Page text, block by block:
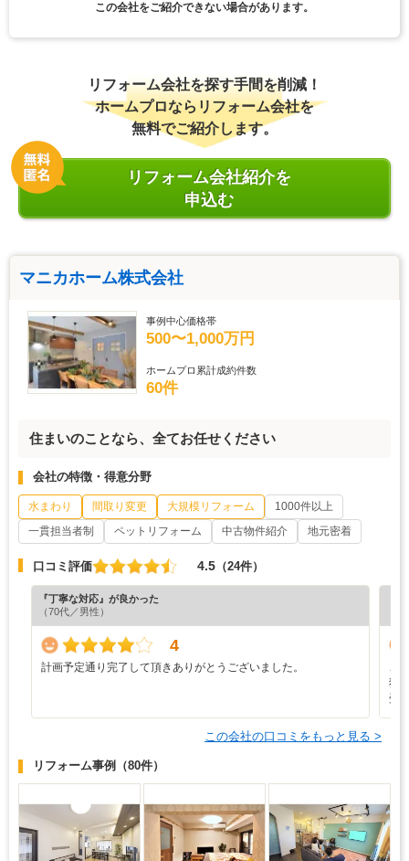
この会社をご紹介できない場合があります。
リフォーム会社を探す手間を削減！
ホームプロならリフォーム会社を
無料でご紹介します。
リフォーム会社紹介を
申込む
マニカホーム株式会社
事例中心価格帯
500〜1,000万円
ホームプロ累計成約件数
60件
住まいのことなら、全てお任せください
会社の特徴・得意分野
水まわり 間取り変更 大規模リフォーム
1000件以上
一貫担当者制
ペットリフォーム 中古物件紹介 地元密着
口コミ評価 4.5 （24件）
『丁寧な対応』が良かった
（70代／男性）
4
計画予定通り完了して頂きありがとうございました。
こ
独
受
この会社の口コミをもっと見る >
リフォーム事例 （80件）